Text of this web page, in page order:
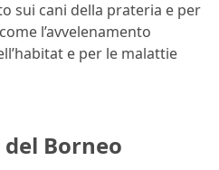
sui cani della prateria e per
l’avvelenamento
e per le malattie
Borneo